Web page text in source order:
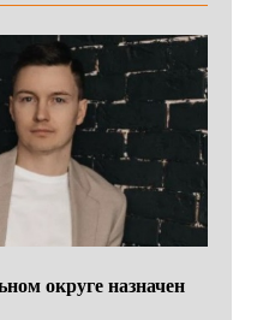
округе назначен